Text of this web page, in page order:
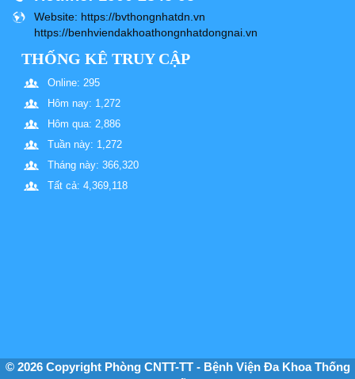
Website: https://bvthongnhatdn.vn
https://benhviendakhoathongnhatdongnai.vn
THỐNG KÊ TRUY CẬP
Online: 295
Hôm nay: 1,272
Hôm qua: 2,886
Tuần này: 1,272
Tháng này: 366,320
Tất cả: 4,369,118
© 2026 Copyright Phòng CNTT-TT - Bệnh Viện Đa Khoa Thống